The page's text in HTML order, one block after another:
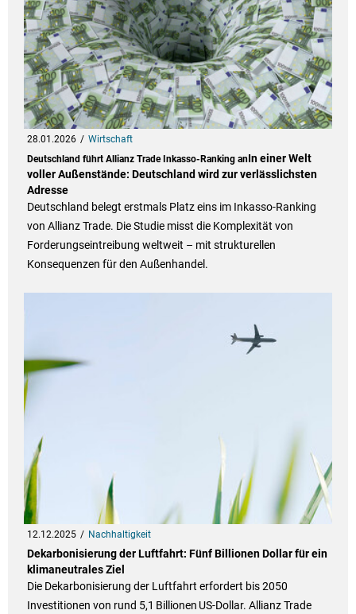
28.01.2026
Wirtschaft
Deutschland führt Allianz Trade Inkasso-Ranking anIn einer Welt
voller Außenstände: Deutschland wird zur verlässlichsten
Adresse
Deutschland belegt erstmals Platz eins im Inkasso-Ranking
von Allianz Trade. Die Studie misst die Komplexität von
Forderungseintreibung weltweit – mit strukturellen
Konsequenzen für den Außenhandel.
12.12.2025 Nachhaltigkeit
Dekarbonisierung der Luftfahrt: Fünf Billionen Dollar für ein
klimaneutrales Ziel
Die Dekarbonisierung der Luftfahrt erfordert bis 2050
Investitionen von rund 5,1 Billionen US‑Dollar. Allianz Trade